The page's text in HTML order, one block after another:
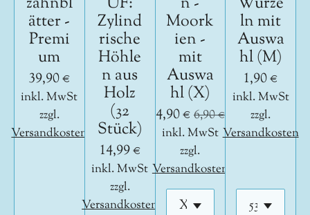
ätter -
Premi
um
39,90 €
inkl. MwSt
zzgl.
Versandkosten
Zylind
rische
Höhle
n aus
Holz
(32
Stück)
14,99 €
inkl. MwSt
zzgl.
Versandkosten
Moork
ien -
mit
Auswa
hl (X)
4,90 € 6,90 €
inkl. MwSt
zzgl.
Versandkosten
ln mit
Auswa
hl (M)
1,90 €
inkl. MwSt
zzgl.
Versandkosten